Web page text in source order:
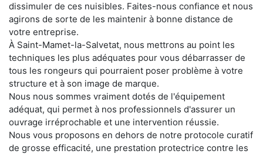
dissimuler de ces nuisibles. Faites-nous confiance et nous
agirons de sorte de les maintenir à bonne distance de
votre entreprise.
À Saint-Mamet-la-Salvetat, nous mettrons au point les
techniques les plus adéquates pour vous débarrasser de
tous les rongeurs qui pourraient poser problème à votre
structure et à son image de marque.
Nous nous sommes vraiment dotés de l'équipement
adéquat, qui permet à nos professionnels d'assurer un
ouvrage irréprochable et une intervention réussie.
Nous vous proposons en dehors de notre protocole curatif
de grosse efficacité, une prestation protectrice contre les